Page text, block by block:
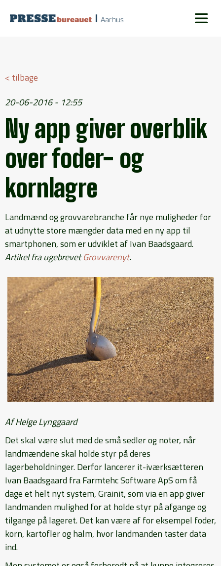
< tilbage
20-06-2016 - 12:55
Ny app giver overblik
over foder- og
kornlagre
Landmænd og grovvarebranche får nye muligheder for
at udnytte store mængder data med en ny app til
smartphonen, som er udviklet af Ivan Baadsgaard.
Artikel fra ugebrevetGrovvarenyt.
Af Helge Lynggaard
Det skal være slut med de små sedler og noter, når
landmændene skal holde styr på deres
lagerbeholdninger. Derfor lancerer it-iværksætteren
Ivan Baadsgaard fra Farmtehc Software ApS om få
dage et helt nyt system, Grainit, som via en app giver
landmanden mulighed for at holde styr på afgange og
tilgange på lageret. Det kan være af for eksempel foder,
korn, kartofler og halm, hvor landmanden taster data
ind.